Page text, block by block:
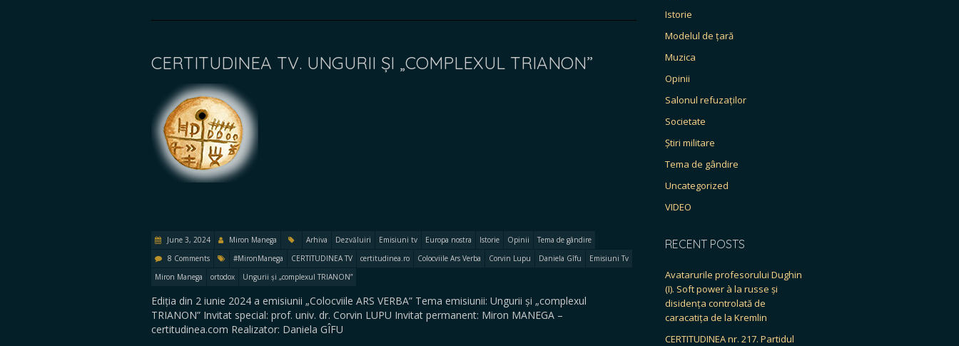
CERTITUDINEA TV. UNGURII ȘI „COMPLEXUL TRIANON”
June 3, 2024 Miron Manega Arhiva Dezvăluiri Emisiuni tv Europa nostra Istorie Opinii
Tema de gândire
8 Comments
#MironManega CERTITUDINEA TV certitudinea.ro Colocviile Ars Verba Corvin Lupu Daniela Gîfu
Emisiuni Tv
Miron Manega
ortodox Ungurii și „complexul TRIANON”
Ediția din 2 iunie 2024 a emisiunii „Colocviile ARS VERBA” Tema emisiunii: Ungurii și „complexul
TRIANON” Invitat special: prof. univ. dr. Corvin LUPU Invitat permanent: Miron MANEGA –
certitudinea.com Realizator: Daniela GÎFU
Istorie
Modelul de țară
Muzica
Opinii
Salonul refuzaților
Societate
Știri militare
Tema de gândire
Uncategorized
VIDEO
RECENT POSTS
Avatarurile profesorului Dughin
(I). Soft power à la russe și
disidența controlată de
caracatița de la Kremlin
CERTITUDINEA nr. 217. Partidul